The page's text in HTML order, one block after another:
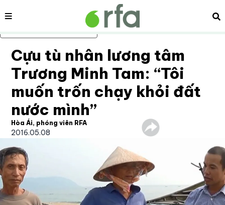
Bỏ qua nội dung chính
Nội dung
Cựu tù nhân lương tâm
Trương Minh Tam: “Tôi
muốn trốn chạy khỏi đất
nước mình”
Hòa Ái, phóng viên RFA
2016.05.08